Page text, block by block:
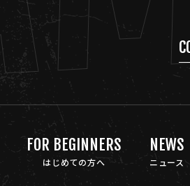
FOR BEGINNERS
はじめての方へ
NEWS
ニュース